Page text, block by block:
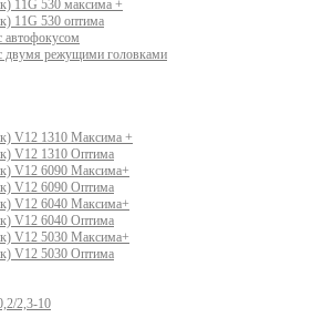
11G 530 максима +
11G 530 оптима
автофокусом
двумя режущими головками
V12 1310 Максима +
V12 1310 Оптима
V12 6090 Максима+
V12 6090 Оптима
V12 6040 Максима+
V12 6040 Оптима
V12 5030 Максима+
V12 5030 Оптима
2,3-10